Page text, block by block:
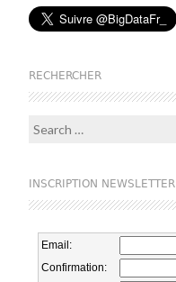
RECHERCHER
Search for:
INSCRIPTION NEWSLETTER